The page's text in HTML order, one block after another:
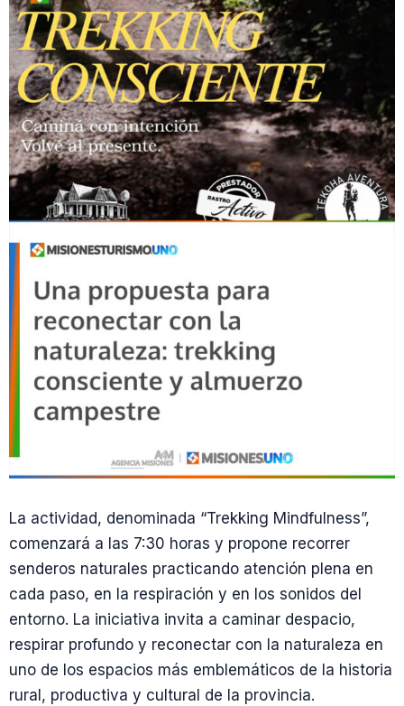
La actividad, denominada “Trekking Mindfulness”,
comenzará a las 7:30 horas y propone recorrer
senderos naturales practicando atención plena en
cada paso, en la respiración y en los sonidos del
entorno. La iniciativa invita a caminar despacio,
respirar profundo y reconectar con la naturaleza en
uno de los espacios más emblemáticos de la historia
rural, productiva y cultural de la provincia.